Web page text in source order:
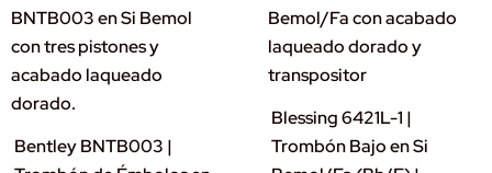
Bentley BNTB003 |
Blessing 6421L-1 |
Trombón Bajo en Si